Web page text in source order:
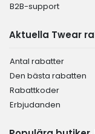
B2B-support
Aktuella Twear
Antal rabatter
Den bästa rabatten
Rabattkoder
Erbjudanden